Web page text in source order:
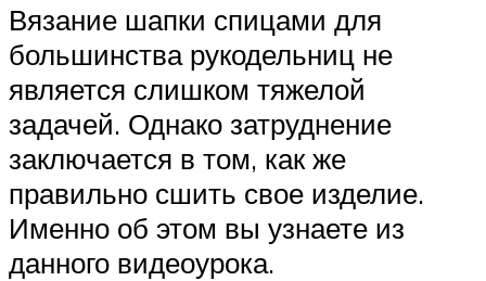
Вязание шапки спицами для
большинства рукодельниц не
является слишком тяжелой
задачей. Однако затруднение
заключается в том, как же
правильно сшить свое изделие.
Именно об этом вы узнаете из
данного видеоурока.